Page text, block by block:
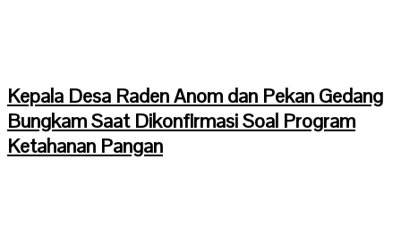
Kepala Desa Raden Anom dan Pekan Gedang
Bungkam Saat Dikonfirmasi Soal Program
Ketahanan Pangan